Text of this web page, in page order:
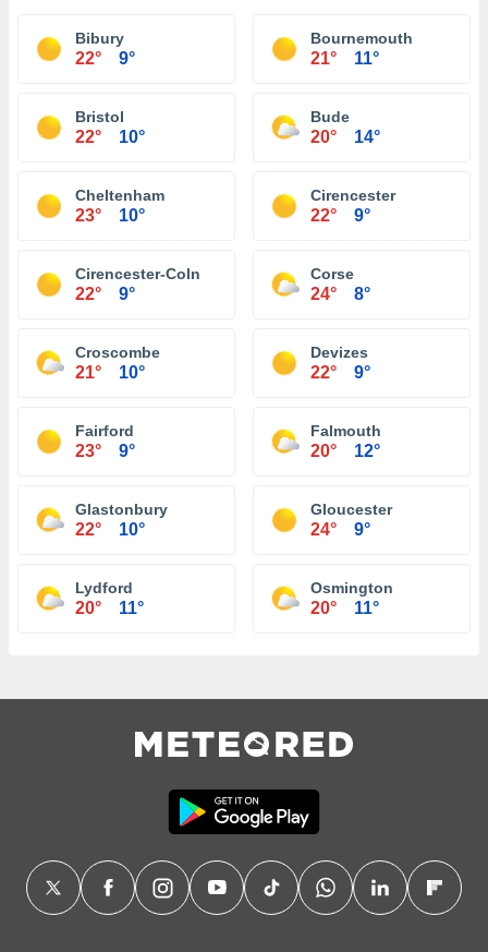
Bibury
22° 9°
Bournemouth
21° 11°
Bristol
22° 10°
Bude
20° 14°
Cheltenham
23° 10°
Cirencester
22° 9°
Cirencester-Coln
22° 9°
Corse
24° 8°
Croscombe
21° 10°
Devizes
22° 9°
Fairford
23° 9°
Falmouth
20° 12°
Glastonbury
22° 10°
Gloucester
24° 9°
Lydford
20° 11°
Osmington
20° 11°